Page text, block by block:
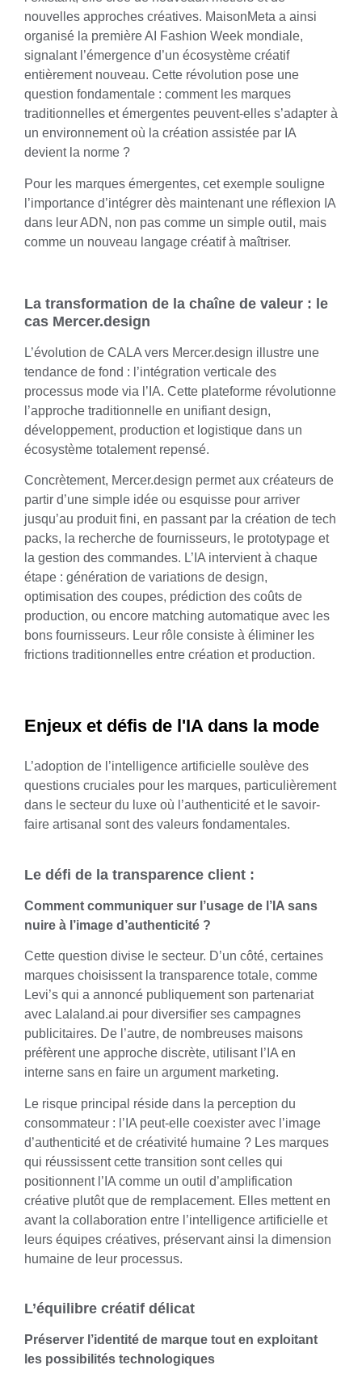
nouvelles approches créatives. MaisonMeta a ainsi
organisé la première AI Fashion Week mondiale,
signalant l’émergence d’un écosystème créatif
entièrement nouveau. Cette révolution pose une
question fondamentale : comment les marques
traditionnelles et émergentes peuvent-elles s’adapter à
un environnement où la création assistée par IA
devient la norme ?
Pour les marques émergentes, cet exemple souligne
l’importance d’intégrer dès maintenant une réflexion IA
dans leur ADN, non pas comme un simple outil, mais
comme un nouveau langage créatif à maîtriser.
La transformation de la chaîne de valeur : le
cas Mercer.design
L’évolution de CALA vers Mercer.design illustre une
tendance de fond : l’intégration verticale des
processus mode via l’IA. Cette plateforme révolutionne
l’approche traditionnelle en unifiant design,
développement, production et logistique dans un
écosystème totalement repensé.
Concrètement, Mercer.design permet aux créateurs de
partir d’une simple idée ou esquisse pour arriver
jusqu’au produit fini, en passant par la création de tech
packs, la recherche de fournisseurs, le prototypage et
la gestion des commandes. L’IA intervient à chaque
étape : génération de variations de design,
optimisation des coupes, prédiction des coûts de
production, ou encore matching automatique avec les
bons fournisseurs. Leur rôle consiste à éliminer les
frictions traditionnelles entre création et production.
Enjeux et défis de l'IA dans la mode
L’adoption de l’intelligence artificielle soulève des
questions cruciales pour les marques, particulièrement
dans le secteur du luxe où l’authenticité et le savoir-
faire artisanal sont des valeurs fondamentales.
Le défi de la transparence client :
Comment communiquer sur l’usage de l’IA sans
nuire à l’image d’authenticité ?
Cette question divise le secteur. D’un côté, certaines
marques choisissent la transparence totale, comme
Levi’s qui a annoncé publiquement son partenariat
avec Lalaland.ai pour diversifier ses campagnes
publicitaires. De l’autre, de nombreuses maisons
préfèrent une approche discrète, utilisant l’IA en
interne sans en faire un argument marketing.
Le risque principal réside dans la perception du
consommateur : l’IA peut-elle coexister avec l’image
d’authenticité et de créativité humaine ? Les marques
qui réussissent cette transition sont celles qui
positionnent l’IA comme un outil d’amplification
créative plutôt que de remplacement. Elles mettent en
avant la collaboration entre l’intelligence artificielle et
leurs équipes créatives, préservant ainsi la dimension
humaine de leur processus.
L’équilibre créatif délicat
Préserver l’identité de marque tout en exploitant
les possibilités technologiques